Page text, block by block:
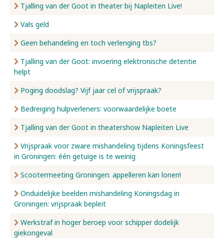
Tjalling van der Goot in theater bij Napleiten Live!
Vals geld
Geen behandeling en toch verlenging tbs?
Tjalling van der Goot: invoering elektronische detentie
helpt
Poging doodslag? Vijf jaar cel of vrijspraak?
Bedreiging hulpverleners: voorwaardelijke boete
Tjalling van der Goot in theatershow Napleiten Live
Vrijspraak voor zware mishandeling tijdens Koningsfeest
in Groningen: één getuige is te weinig
Scootermeeting Groningen: appelleren kan lonen!
Onduidelijke beelden mishandeling Koningsdag in
Groningen: vrijspraak bepleit
Werkstraf in hoger beroep voor schipper dodelijk
giekongeval